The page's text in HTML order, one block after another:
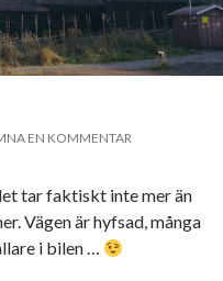
EN KOMMENTAR
tar faktiskt inte mer än
Vägen är hyfsad, många
i bilen …